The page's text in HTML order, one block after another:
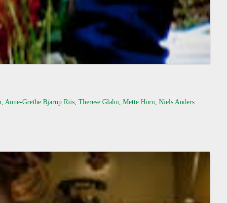
Grethe Bjarup Riis, Therese Glahn, Mette Horn, Niels Anders